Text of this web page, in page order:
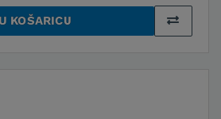
U KOŠARICU